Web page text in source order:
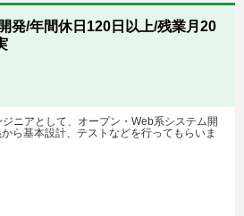
発/年間休日120日以上/残業月20
ニアとして、オープン・Web系システム開
ら基本設計、テストなどを行ってもらいま